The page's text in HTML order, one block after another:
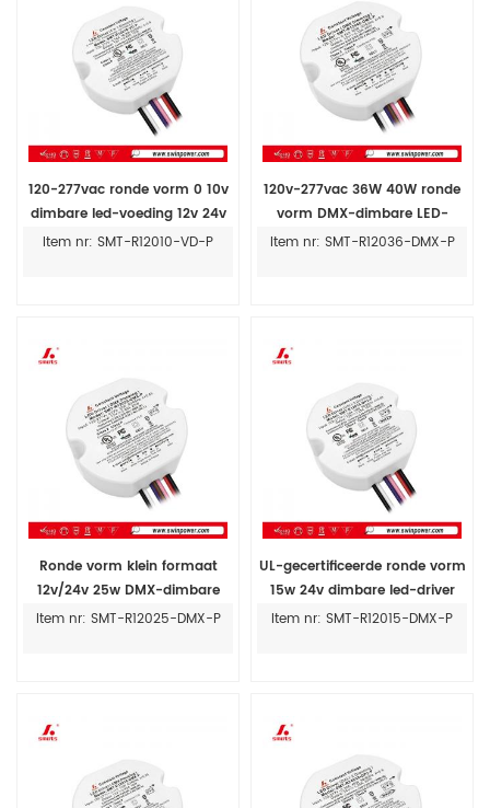
120-277vac ronde vorm 0 10v
dimbare led-voeding 12v 24v
voor ledlampen
Item nr: SMT-R12010-VD-P
120v-277vac 36W 40W ronde
vorm DMX-dimbare LED-
voeding voor binnen
Item nr: SMT-R12036-DMX-P
Ronde vorm klein formaat
12v/24v 25w DMX-dimbare
driver voor LED-verlichting
Item nr: SMT-R12025-DMX-P
UL-gecertificeerde ronde vorm
15w 24v dimbare led-driver
met constante spanning ip20
Item nr: SMT-R12015-DMX-P